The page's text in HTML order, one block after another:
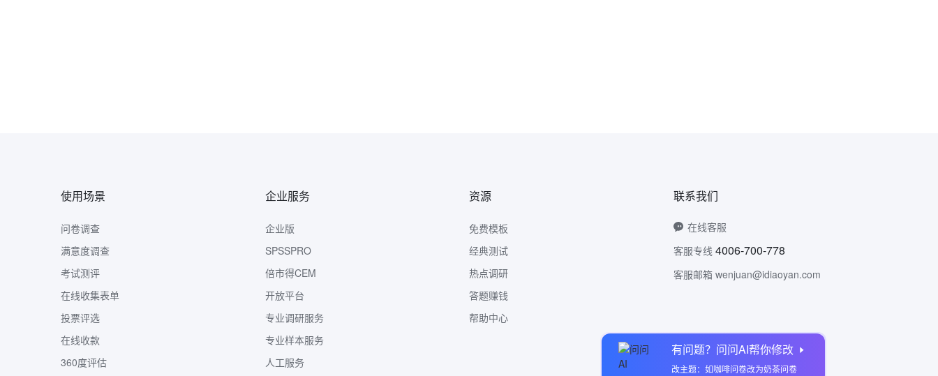
有问题？问问AI帮你修改
改主题：如咖啡问卷改为奶茶问卷
使用场景
问卷调查
满意度调查
考试测评
在线收集表单
投票评选
在线收款
360度评估
企业服务
企业版
SPSSPRO
倍市得CEM
开放平台
专业调研服务
专业样本服务
人工服务
资源
免费模板
经典测试
热点调研
答题赚钱
帮助中心
联系我们
在线客服
客服专线 4006-700-778
客服邮箱 wenjuan@idiaoyan.com
问卷网公众号